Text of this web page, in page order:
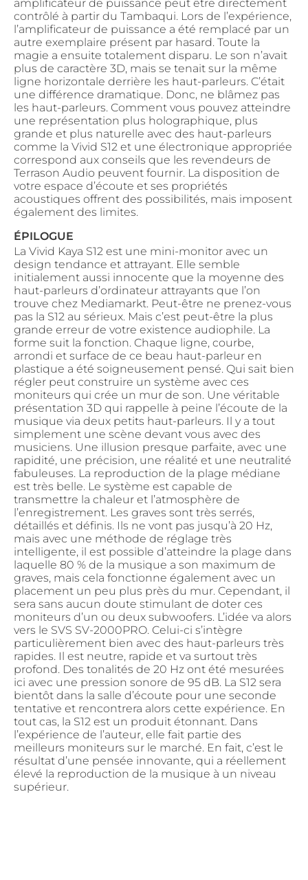
amplificateur de puissance peut être directement
contrôlé à partir du Tambaqui. Lors de l’expérience,
l’amplificateur de puissance a été remplacé par un
autre exemplaire présent par hasard. Toute la
magie a ensuite totalement disparu. Le son n’avait
plus de caractère 3D, mais se tenait sur la même
ligne horizontale derrière les haut-parleurs. C’était
une différence dramatique. Donc, ne blâmez pas
les haut-parleurs. Comment vous pouvez atteindre
une représentation plus holographique, plus
grande et plus naturelle avec des haut-parleurs
comme la Vivid S12 et une électronique appropriée
correspond aux conseils que les revendeurs de
Terrason Audio peuvent fournir. La disposition de
votre espace d’écoute et ses propriétés
acoustiques offrent des possibilités, mais imposent
également des limites.
ÉPILOGUE
La Vivid Kaya S12 est une mini-monitor avec un
design tendance et attrayant. Elle semble
initialement aussi innocente que la moyenne des
haut-parleurs d’ordinateur attrayants que l’on
trouve chez Mediamarkt. Peut-être ne prenez-vous
pas la S12 au sérieux. Mais c’est peut-être la plus
grande erreur de votre existence audiophile. La
forme suit la fonction. Chaque ligne, courbe,
arrondi et surface de ce beau haut-parleur en
plastique a été soigneusement pensé. Qui sait bien
régler peut construire un système avec ces
moniteurs qui crée un mur de son. Une véritable
présentation 3D qui rappelle à peine l’écoute de la
musique via deux petits haut-parleurs. Il y a tout
simplement une scène devant vous avec des
musiciens. Une illusion presque parfaite, avec une
rapidité, une précision, une réalité et une neutralité
fabuleuses. La reproduction de la plage médiane
est très belle. Le système est capable de
transmettre la chaleur et l’atmosphère de
l’enregistrement. Les graves sont très serrés,
détaillés et définis. Ils ne vont pas jusqu’à 20 Hz,
mais avec une méthode de réglage très
intelligente, il est possible d’atteindre la plage dans
laquelle 80 % de la musique a son maximum de
graves, mais cela fonctionne également avec un
placement un peu plus près du mur. Cependant, il
sera sans aucun doute stimulant de doter ces
moniteurs d’un ou deux subwoofers. L’idée va alors
vers le SVS SV-2000PRO. Celui-ci s’intègre
particulièrement bien avec des haut-parleurs très
rapides. Il est neutre, rapide et va surtout très
profond. Des tonalités de 20 Hz ont été mesurées
ici avec une pression sonore de 95 dB. La S12 sera
bientôt dans la salle d’écoute pour une seconde
tentative et rencontrera alors cette expérience. En
tout cas, la S12 est un produit étonnant. Dans
l’expérience de l’auteur, elle fait partie des
meilleurs moniteurs sur le marché. En fait, c’est le
résultat d’une pensée innovante, qui a réellement
élevé la reproduction de la musique à un niveau
supérieur.